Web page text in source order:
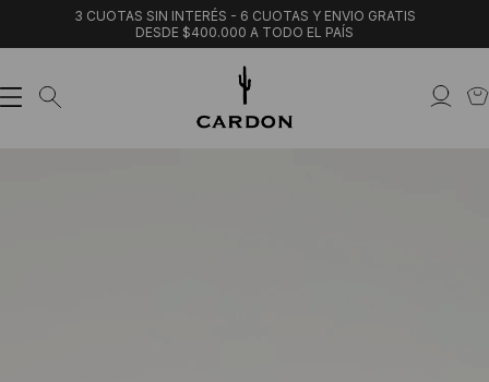
3 CUOTAS SIN INTERÉS - 6 CUOTAS Y ENVIO GRATIS
DESDE $400.000 A TODO EL PAÍS